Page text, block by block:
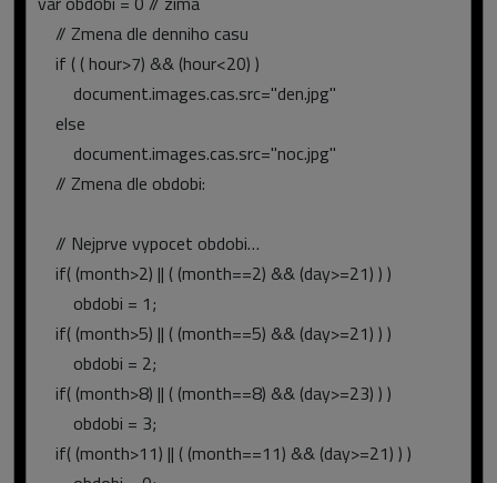
// Zmena dle denniho casu
if ( ( hour>7) && (hour<20) )
document.images.cas.src="den.jpg"
else
document.images.cas.src="noc.jpg"
// Zmena dle obdobi:
// Nejprve vypocet obdobi…
if( (month>2) || ( (month==2) && (day>=21) ) )
obdobi = 1;
if( (month>5) || ( (month==5) && (day>=21) ) )
obdobi = 2;
if( (month>8) || ( (month==8) && (day>=23) ) )
obdobi = 3;
if( (month>11) || ( (month==11) && (day>=21) ) )